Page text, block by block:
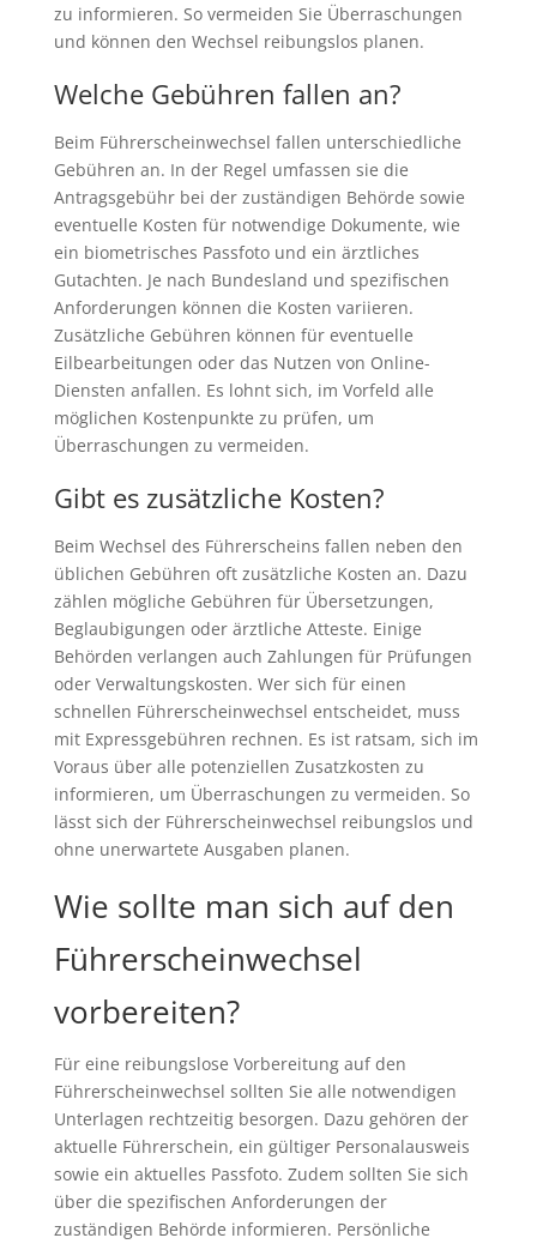
zu informieren. So vermeiden Sie Überraschungen
und können den Wechsel reibungslos planen.
Welche Gebühren fallen an?
Beim Führerscheinwechsel fallen unterschiedliche
Gebühren an. In der Regel umfassen sie die
Antragsgebühr bei der zuständigen Behörde sowie
eventuelle Kosten für notwendige Dokumente, wie
ein biometrisches Passfoto und ein ärztliches
Gutachten. Je nach Bundesland und spezifischen
Anforderungen können die Kosten variieren.
Zusätzliche Gebühren können für eventuelle
Eilbearbeitungen oder das Nutzen von Online-
Diensten anfallen. Es lohnt sich, im Vorfeld alle
möglichen Kostenpunkte zu prüfen, um
Überraschungen zu vermeiden.
Gibt es zusätzliche Kosten?
Beim Wechsel des Führerscheins fallen neben den
üblichen Gebühren oft zusätzliche Kosten an. Dazu
zählen mögliche Gebühren für Übersetzungen,
Beglaubigungen oder ärztliche Atteste. Einige
Behörden verlangen auch Zahlungen für Prüfungen
oder Verwaltungskosten. Wer sich für einen
schnellen Führerscheinwechsel entscheidet, muss
mit Expressgebühren rechnen. Es ist ratsam, sich im
Voraus über alle potenziellen Zusatzkosten zu
informieren, um Überraschungen zu vermeiden. So
lässt sich der Führerscheinwechsel reibungslos und
ohne unerwartete Ausgaben planen.
Wie sollte man sich auf den
Führerscheinwechsel
vorbereiten?
Für eine reibungslose Vorbereitung auf den
Führerscheinwechsel sollten Sie alle notwendigen
Unterlagen rechtzeitig besorgen. Dazu gehören der
aktuelle Führerschein, ein gültiger Personalausweis
sowie ein aktuelles Passfoto. Zudem sollten Sie sich
über die spezifischen Anforderungen der
zuständigen Behörde informieren. Persönliche